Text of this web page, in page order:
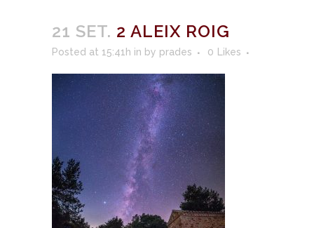
21 SET. 2 ALEIX ROIG
Posted at 15:41h in by prades 0 Likes